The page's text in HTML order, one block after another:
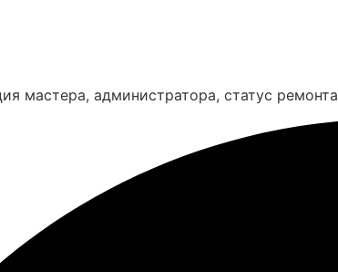
мастера, администратора, статус ремонта